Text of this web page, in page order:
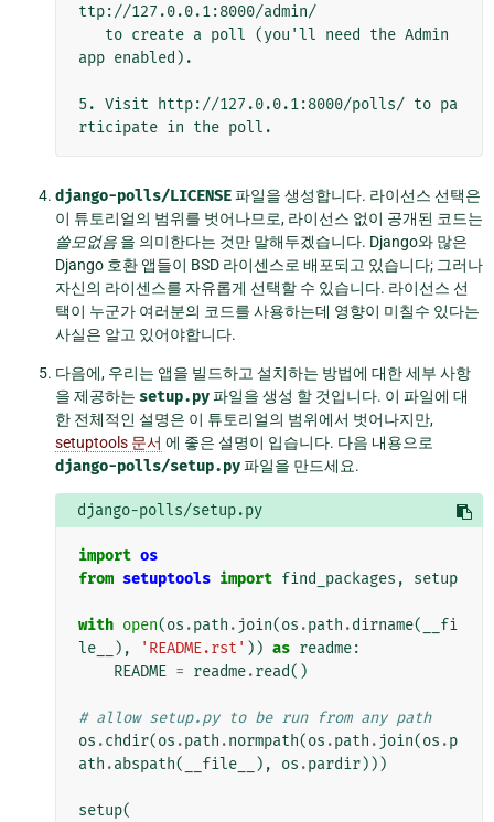
ttp://127.0.0.1:8000/admin/
app enabled).
5. Visit http://127.0.0.1:8000/polls/ to pa
django-polls/LICENSE파일을 생성합니다. 라이선스 선택은
이 튜토리얼의 범위를 벗어나므로, 라이선스 없이 공개된 코드는
쓸모없음 을 의미한다는 것만 말해두겠습니다. Django와 많은
Django 호환 앱들이 BSD 라이센스로 배포되고 있습니다; 그러나
자신의 라이센스를 자유롭게 선택할 수 있습니다. 라이선스 선
택이 누군가 여러분의 코드를 사용하는데 영향이 미칠수 있다는
사실은 알고 있어야합니다.
다음에, 우리는 앱을 빌드하고 설치하는 방법에 대한 세부 사항
을 제공하는 setup.py파일을 생성 할 것입니다. 이 파일에 대
한 전체적인 설명은 이 튜토리얼의 범위에서 벗어나지만,
setuptools 문서 에 좋은 설명이 입습니다. 다음 내용으로
django-polls/setup.py파일을 만드세요.
django-polls/setup.py
import os
from setuptools import find_packages , setup
with open(os .path . join(os .path .dirname(
__fi
le__
), 'README.rst' )) as readme:
README = readme.read()
# allow setup.py to be run from any path
os .chdir(os .path .normpath(os .path . join(os .p
ath .abspath( __file__ ), os .pardir)))
setup(